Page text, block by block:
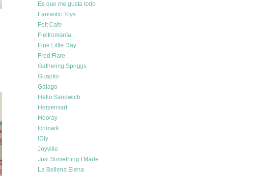
Es que me gusta todo
Fantastic Toys
Felt Cafe
Fieltromanía
Fine Little Day
Fred Flare
Gathering Spriggs
Guapito
Gálago
Hello Sandwich
Herzensart
Hooray
Ichmark
iDiy
Joyville
Just Something I Made
La Ballena Elena